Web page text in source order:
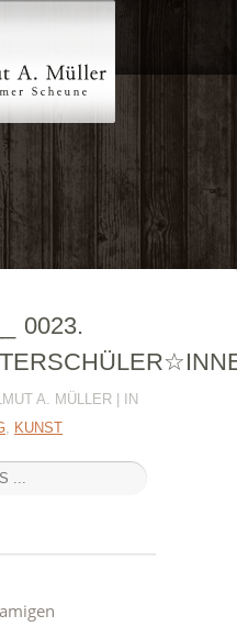
0023.
A. MÜLLER | IN
, KUNST